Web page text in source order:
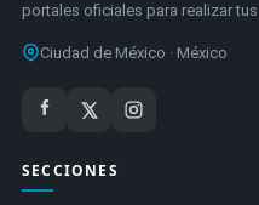
portales oficiales para realizar
Ciudad de México · México
SECCIONES